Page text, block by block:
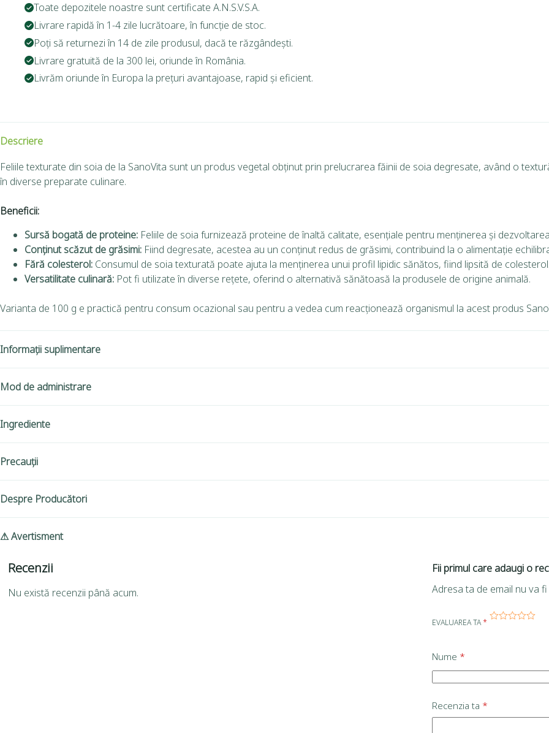
Toate depozitele noastre sunt certificate A.N.S.V.S.A.
Livrare rapidă în 1-4 zile lucrătoare, în funcție de stoc.
Poți să returnezi în 14 de zile produsul, dacă te răzgândești.
Livrare gratuită de la 300 lei, oriunde în România.
Livrăm oriunde în Europa la prețuri avantajoase, rapid și eficient.
Descriere
Feliile texturate din soia de la SanoVita sunt un produs vegetal obținut prin prelucrarea făinii de soia degresate, având o
în diverse preparate culinare.
Beneficii:
Sursă bogată de proteine: Feliile de soia furnizează proteine de înaltă calitate, esențiale pentru menținerea și
Conținut scăzut de grăsimi: Fiind degresate, acestea au un conținut redus de grăsimi, contribuind la o alimentație
Fără colesterol: Consumul de soia texturată poate ajuta la menținerea unui profil lipidic sănătos, fiind lipsită de colesterol.
Versatilitate culinară: Pot fi utilizate în diverse rețete, oferind o alternativă sănătoasă la produsele de origine animală.
Varianta de 100 g e practică pentru consum ocazional sau pentru a vedea cum reacționează organismul la acest produs
Informații suplimentare
Mod de administrare
Ingrediente
Precauții
Despre Producători
⚠ Avertisment
Recenzii
Nu există recenzii până acum.
Fii primul care adaugi o
Adresa ta de email nu va
EVALUAREA TA*
Nume *
Recenzia ta *